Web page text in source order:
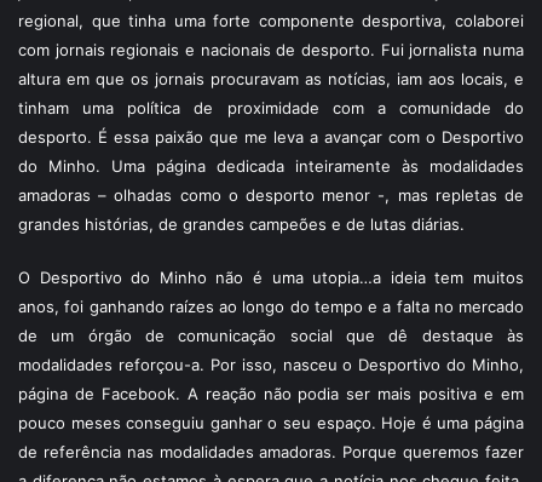
regional, que tinha uma forte componente desportiva, colaborei
com jornais regionais e nacionais de desporto. Fui jornalista numa
altura em que os jornais procuravam as notícias, iam aos locais, e
tinham uma política de proximidade com a comunidade do
desporto. É essa paixão que me leva a avançar com o Desportivo
do Minho. Uma página dedicada inteiramente às modalidades
amadoras – olhadas como o desporto menor -, mas repletas de
grandes histórias, de grandes campeões e de lutas diárias.
O Desportivo do Minho não é uma utopia…a ideia tem muitos
anos, foi ganhando raízes ao longo do tempo e a falta no mercado
de um órgão de comunicação social que dê destaque às
modalidades reforçou-a. Por isso, nasceu o Desportivo do Minho,
página de Facebook. A reação não podia ser mais positiva e em
pouco meses conseguiu ganhar o seu espaço. Hoje é uma página
de referência nas modalidades amadoras. Porque queremos fazer